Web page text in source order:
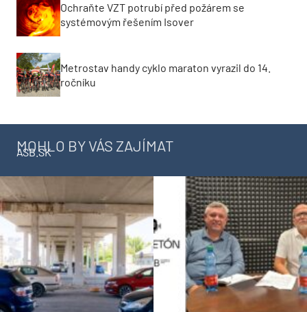
Ochraňte VZT potrubí před požárem se
systémovým řešením Isover
Metrostav handy cyklo maraton vyrazil do 14.
ročníku
MOHLO BY VÁS ZAJÍMAT
ASB.SK